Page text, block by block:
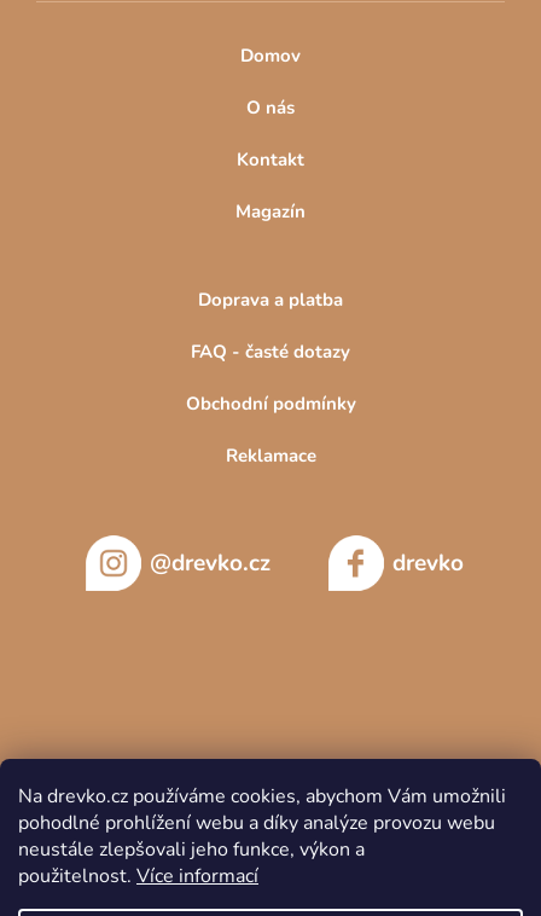
Na drevko.cz používáme cookies, abychom Vám umožnili
pohodlné prohlížení webu a díky analýze provozu webu
neustále zlepšovali jeho funkce, výkon a
použitelnost. Více informací
Domov
O nás
Kontakt
Magazín
Doprava a platba
FAQ - časté dotazy
Obchodní podmínky
Reklamace
@drevko.cz drevko